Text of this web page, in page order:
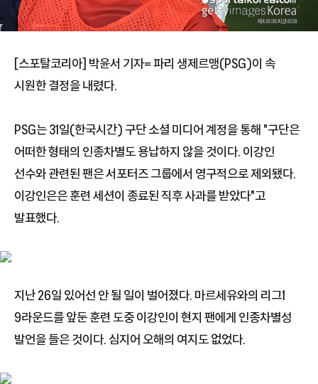
[스포탈코리아] 박윤서 기자= 파리 생제르맹(PSG)이 속
시원한 결정을 내렸다.
PSG는 31일(한국시간) 구단 소셜 미디어 계정을 통해 "구단은
어떠한 형태의 인종차별도 용납하지 않을 것이다. 이강인
선수와 관련된 팬은 서포터즈 그룹에서 영구적으로 제외됐다.
이강인은은 훈련 세션이 종료된 직후 사과를 받았다"고
발표했다.
지난 26일 있어선 안 될 일이 벌어졌다. 마르세유와의 리그1
9라운드를 앞둔 훈련 도중 이강인이 현지 팬에게 인종차별성
발언을 들은 것이다. 심지어 오해의 여지도 없었다.